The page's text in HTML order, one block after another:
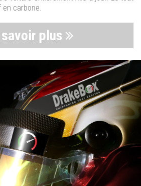
carbone.
savoir plus